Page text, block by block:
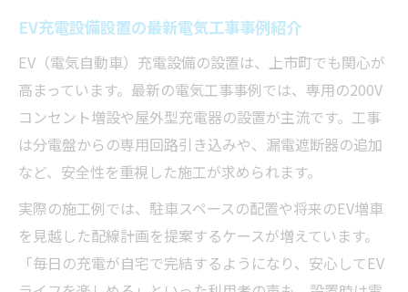
EV充電設備設置の最新電気工事事例紹介
EV（電気自動車）充電設備の設置は、上市町でも関心が
高まっています。最新の電気工事事例では、専用の200V
コンセント増設や屋外型充電器の設置が主流です。工事
は分電盤からの専用回路引き込みや、漏電遮断器の追加
など、安全性を重視した施工が求められます。
実際の施工例では、駐車スペースの配置や将来のEV増車
を見越した配線計画を提案するケースが増えています。
「毎日の充電が自宅で完結するようになり、安心してEV